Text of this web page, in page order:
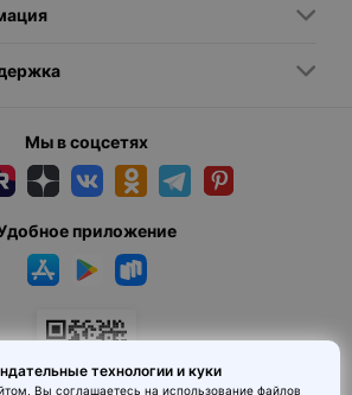
Мы в соцсетях
приложение
технологии и куки
Вы соглашаетесь на использование файлов